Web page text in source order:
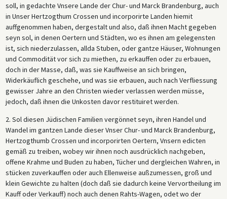
soll, in gedachte Vnsere Lande der Chur- und Marck Brandenburg, auch
in Unser Hertzogthum Crossen und incorporirte Landen hiemit
auffgenommen haben, dergestalt und also, daß ihnen Macht gegeben
seyn sol, in denen Oertern und Städten, wo es ihnen am gelegensten
ist, sich niederzulassen, allda Stuben, oder gantze Häuser, Wohnungen
und Commodität vor sich zu miethen, zu erkauffen oder zu erbauen,
doch in der Masse, daß, was sie Kauffweise an sich bringen,
Widerkäuflich geschehe, und was sie erbauen, auch nach Verfliessung
gewisser Jahre an den Christen wieder verlassen werden müsse,
jedoch, daß ihnen die Unkosten davor restituiret werden.
2. Sol diesen Jüdischen Familien vergönnet seyn, ihren Handel und
Wandel im gantzen Lande dieser Vnser Chur- und Marck Brandenburg,
Hertzogthumb Crossen und incorporirten Oertern, Vnsern edicten
gemäß zu treiben, wobey wir ihnen noch ausdrücklich nachgeben,
offene Krahme und Buden zu haben, Tücher und dergleichen Wahren, in
stücken zuverkauffen oder auch Ellenweise außzumessen, groß und
klein Gewichte zu halten (doch daß sie dadurch keine Vervortheilung im
Kauff oder Verkauff) noch auch denen Rahts-Wagen, odet wo der